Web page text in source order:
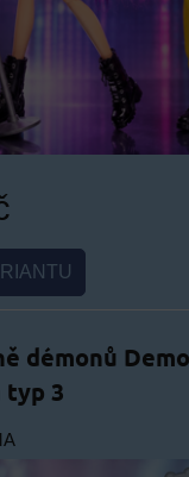
démonů
typ 3